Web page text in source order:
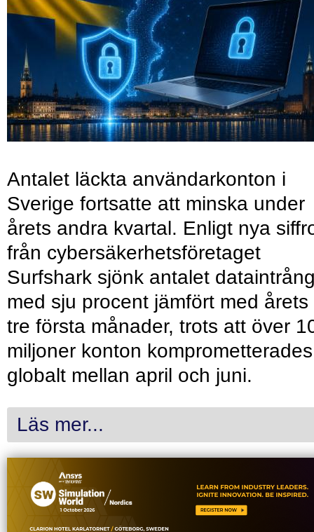
Antalet läckta användarkonton i
Sverige fortsatte att minska under
årets andra kvartal. Enligt nya
från cybersäkerhetsföretaget
Surfshark sjönk antalet
med sju procent jämfört med årets
tre första månader, trots att över
miljoner konton komprometterades
globalt mellan april och juni.
Läs mer...